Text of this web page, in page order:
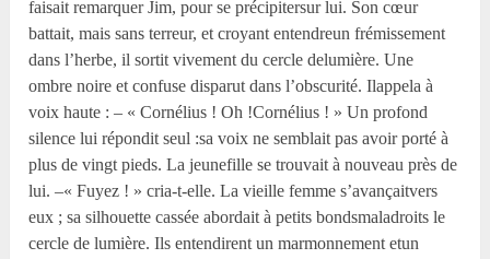
faisait remarquer Jim, pour se précipitersur lui. Son cœur
battait, mais sans terreur, et croyant entendreun frémissement
dans l’herbe, il sortit vivement du cercle delumière. Une
ombre noire et confuse disparut dans l’obscurité. Ilappela à
voix haute : – « Cornélius ! Oh !Cornélius ! » Un profond
silence lui répondit seul :sa voix ne semblait pas avoir porté à
plus de vingt pieds. La jeunefille se trouvait à nouveau près de
lui. –« Fuyez ! » cria-t-elle. La vieille femme s’avançaitvers
eux ; sa silhouette cassée abordait à petits bondsmaladroits le
cercle de lumière. Ils entendirent un marmonnement etun